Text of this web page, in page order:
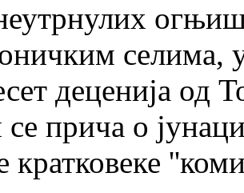
селима,
деценија од
прича о
кратковеке